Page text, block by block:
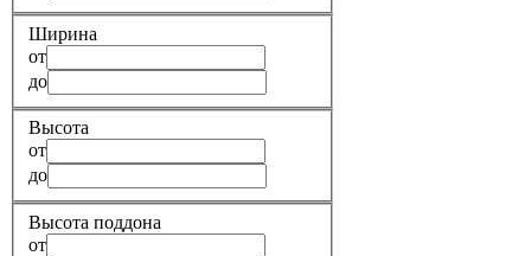
Ширина
от
до
Высота
от
до
Высота поддона
от